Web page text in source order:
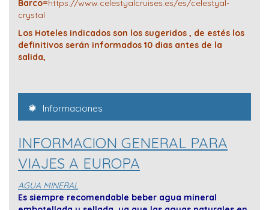
Barco=https://www.celestyalcruises.es/es/celestyal-
crystal
Los Hoteles indicados son los sugeridos , de estés los
definitivos serán informados 10 dias antes de la
salida,
Informaciones
INFORMACION GENERAL PARA
VIAJES A EUROPA
AGUA MINERAL
Es siempre recomendable beber agua mineral